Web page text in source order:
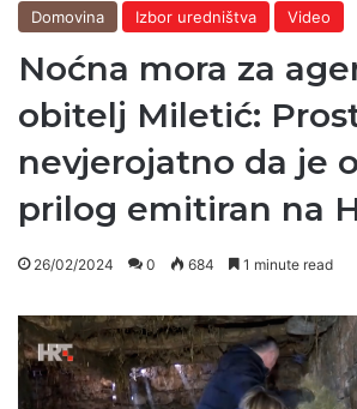
Domovina Izbor uredništva Video
Noćna mora za
obitelj Miletić:
nevjerojatno da je
prilog emitiran na
26/02/2024 0 684 1 minute read